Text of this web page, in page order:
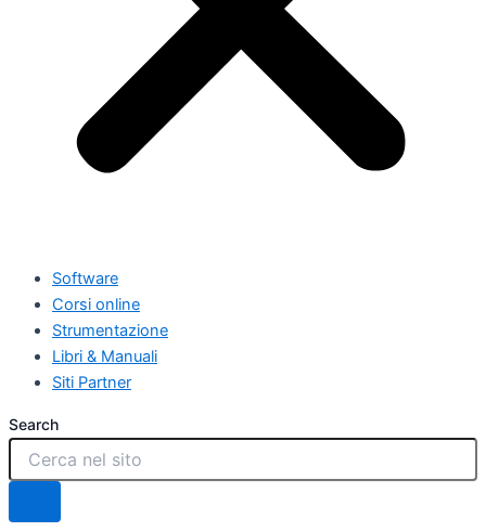
Software
Corsi online
Strumentazione
Libri & Manuali
Siti Partner
Search